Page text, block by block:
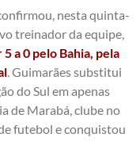
nesta quinta-
treinador da equipe,
a 0 pelo Bahia, pela
. Guimarães substitui
do Sul em apenas
de Marabá, clube no
futebol e conquistou